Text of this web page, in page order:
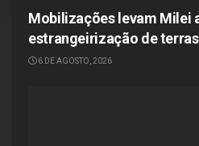
Mobilizações levam Milei
estrangeirização de terras
6 DE AGOSTO, 2026